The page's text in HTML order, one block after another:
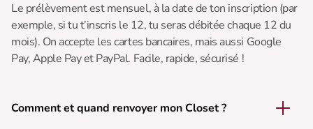
Le prélèvement est mensuel, à la date de ton inscription (par
exemple, si tu t’inscris le 12, tu seras débitée chaque 12 du
mois). On accepte les cartes bancaires, mais aussi Google
Pay, Apple Pay et PayPal. Facile, rapide, sécurisé !
Comment et quand renvoyer mon Closet ?